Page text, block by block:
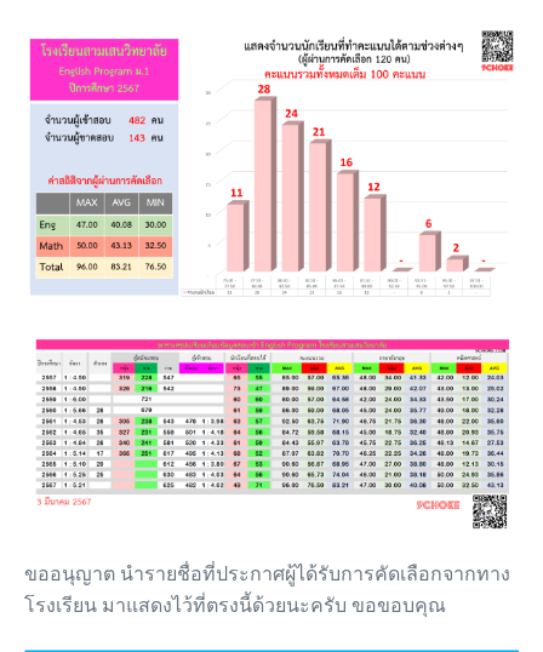
ขออนุญาต นำรายชื่อที่ประกาศผู้ได้รับการคัดเลือกจากทาง
โรงเรียน มาแสดงไว้ที่ตรงนี้ด้วยนะครับ ขอขอบคุณ